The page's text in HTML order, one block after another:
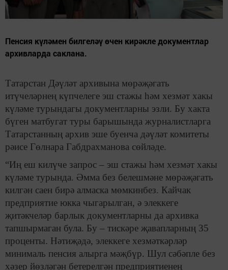
Пенсия күләмен билгеләү өчен кирәкле документлар
архивларда саклана.
Татарстан Дәүләт архивына мөрәҗәгать
итүчеләрнең күпчелеге эш стажы һәм хезмәт хакы
күләме турындагы документларны эзли. Бу хакта
бүген матбугат туры барышында журналистларга
Татарстанның архив эше буенча дәүләт комитеты
рәисе Гөлнара Габдрахманова сөйләде.
“Иң еш килүче запрос – эш стажы һәм хезмәт хакы
күләме турында. Əмма без белешмәне мөрәҗәгать
килгән саен бирә алмаска мөмкинбез. Кайчак
предприятие юкка чыгарылган, ә элеккеге
җитәкчеләр барлык документларны да архивка
тапшырмаган була. Бу – тискәре җавапларның 35
проценты. Нәтиҗәдә, элеккеге хезмәткәрләр
минималь пенсия алырга мәҗбүр. Шул сәбәпле без
хәзер йөзләгән бетерелгән предприятиенең